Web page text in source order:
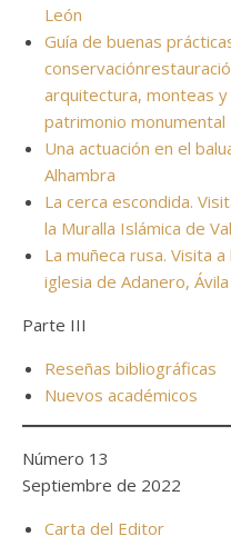
León
Guía de buenas
arquitectura, monteas
patrimonio monumental
Una actuación en el
Alhambra
La cerca escondida.
la Muralla Islámica de
La muñeca rusa. Visita
iglesia de Adanero, Ávila
Parte III
Reseñas bibliográficas
Nuevos académicos
Número 13
Septiembre de 2022
Carta del Editor